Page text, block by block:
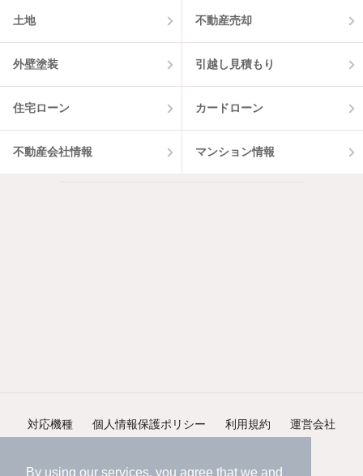
By using our services, you agree that we and
土地 不動産売却
外壁塗装 引越し見積もり
住宅ローン カードローン
不動産会社情報 マンション情報
対応機種 個人情報保護ポリシー 利用規約 運営会社